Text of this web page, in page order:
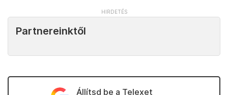
Partnereinktől
Állítsd be a Telexet